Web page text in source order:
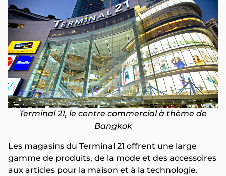
Terminal 21, le centre commercial à thème de
Bangkok
Les magasins du Terminal 21 offrent une large
gamme de produits, de la mode et des accessoires
aux articles pour la maison et à la technologie.